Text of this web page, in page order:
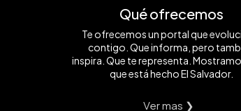
Qué ofrecemos
Te ofrecemos un portal que
contigo. Que informa, pero
inspira. Que te representa.
que está hecho El Salvador.
Ver mas ❯